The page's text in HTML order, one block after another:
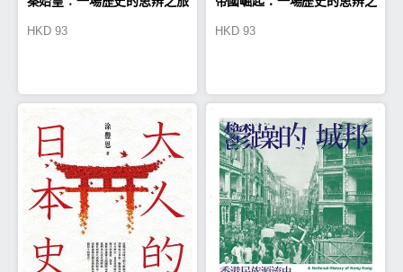
HKD 93 HKD 93